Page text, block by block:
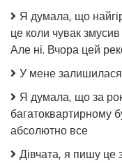
Я думала, що
це коли чувак
Але ні. Вчора цей
У мене залишилася
Я думала, що за
багатоквартирному
абсолютно все
Дівчата, я пишу це